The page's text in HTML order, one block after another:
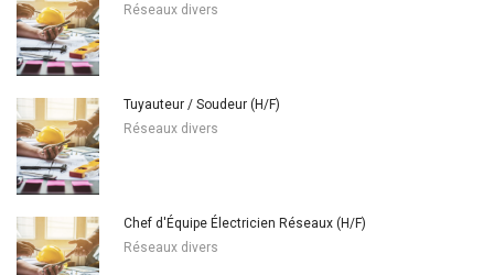
Réseaux divers
Tuyauteur / Soudeur (H/F)
Réseaux divers
Chef d'Équipe Électricien Réseaux (H/F)
Réseaux divers